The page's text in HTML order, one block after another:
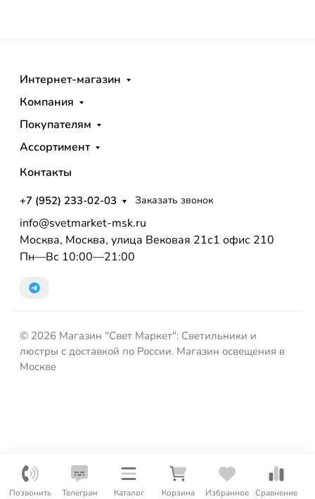
Позвонить Телеграм Каталог Корзина Избранное Сравнение
Интернет-магазин
Компания
Покупателям
Ассортимент
Контакты
+7 (952) 233-02-03 Заказать звонок
info@svetmarket-msk.ru
Москва, Москва, улица Вековая 21с1 офис 210
Пн—Вс 10:00—21:00
© 2026 Магазин "Свет Маркет": Светильники и
люстры с доставкой по России. Магазин освещения в
Москве